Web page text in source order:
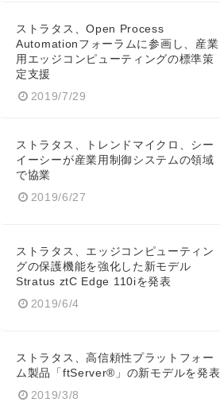
ストラタス、Open Process
Automationフォーラムに参画し、産業
用エッジコンピューティングの標準策
定支援
2019/7/29
ストラタス、トレンドマイクロ、シー
イーシーが産業用制御システムの領域
で協業
2019/6/27
ストラタス、エッジコンピューティン
グの保護機能を強化した新モデル
Stratus ztC Edge 110iを発表
2019/6/4
ストラタス、高信頼性プラットフォー
ム製品「ftServer®」の新モデルを発表
2019/3/8